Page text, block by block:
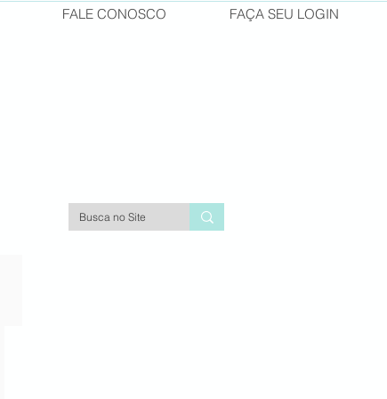
FALE CONOSCO FAÇA SEU LOGIN